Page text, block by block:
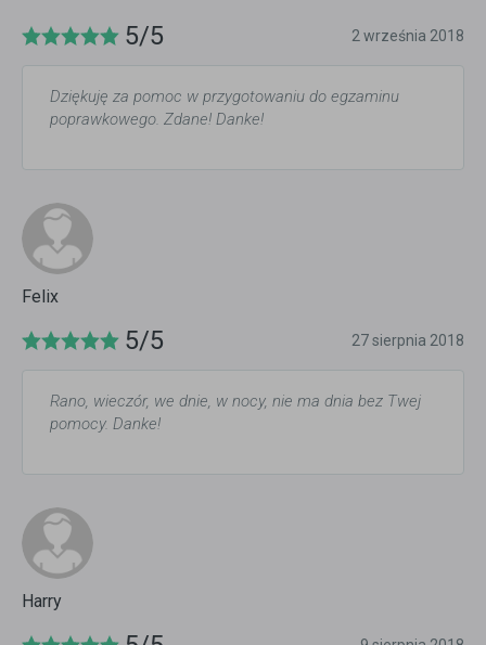
5/5 2 września 2018
Dziękuję za pomoc w przygotowaniu do egzaminu
poprawkowego. Zdane! Danke!
Felix
5/5 27 sierpnia 2018
Rano, wieczór, we dnie, w nocy, nie ma dnia bez Twej
pomocy. Danke!
Harry